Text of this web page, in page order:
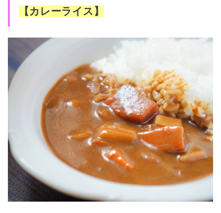
【カレーライス】